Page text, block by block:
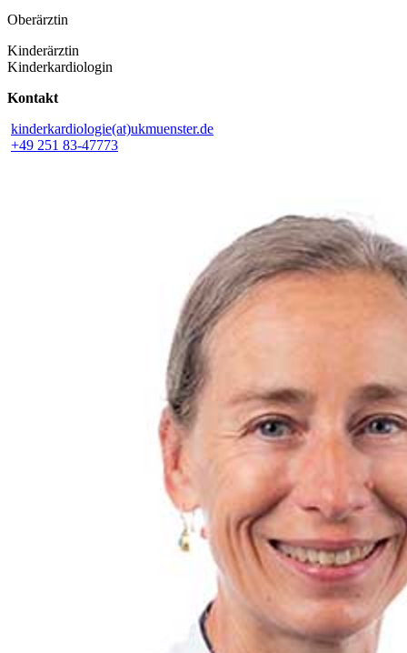
Oberärztin
Kinderärztin
Kinderkardiologin
Kontakt
kinderkardiologie(at)ukmuenster.de
+49 251 83-47773